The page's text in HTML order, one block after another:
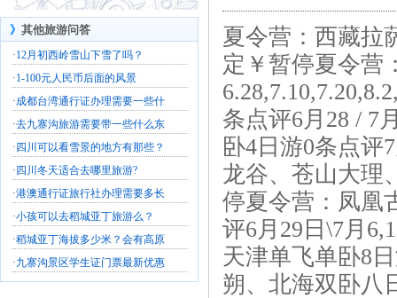
》 其他旅游问答
·12月初西岭雪山下雪了吗？
·1-100元人民币后面的风景
·成都台湾通行证办理需要一些什
·去九寨沟旅游需要带一些什么东
· 四川可以看雪景的地方有那些？
· 四川冬天适合去哪里旅游?
·港澳通行证旅行社办理需要多长
·小孩可以去稻城亚丁旅游么？
·稻城亚丁海拔多少米？会有高原
·九寨沟景区学生证门票最新优惠
夏令营：西藏拉
定￥暂停夏令营
条点评6月28 / 7
卧4日游0条点评
龙谷、苍山大理
停夏令营：凤凰
评6月29日\7月
天津单飞单卧8
朔、北海双卧八